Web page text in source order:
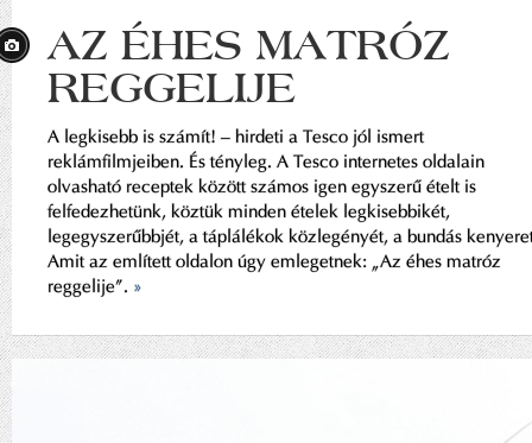
AZ ÉHES MATRÓZ
REGGELIJE
A legkisebb is számít! – hirdeti a Tesco jól ismert
reklámfilmjeiben. És tényleg. A Tesco internetes oldalain
olvasható receptek között számos igen egyszerű ételt is
felfedezhetünk, köztük minden ételek legkisebbikét,
legegyszerűbbjét, a táplálékok közlegényét, a bundás
Amit az említett oldalon úgy emlegetnek: „Az éhes matróz
reggelije”. »